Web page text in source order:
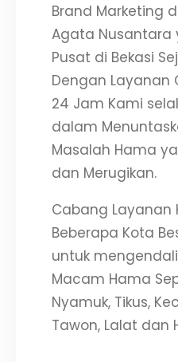
Brand Marketing
Agata Nusantara
Pusat di Bekasi
Dengan Layanan
24 Jam Kami
dalam
Masalah Hama
dan Merugikan.
Cabang Layanan
Beberapa Kota
untuk
Macam Hama
Nyamuk, Tikus,
Tawon, Lalat dan